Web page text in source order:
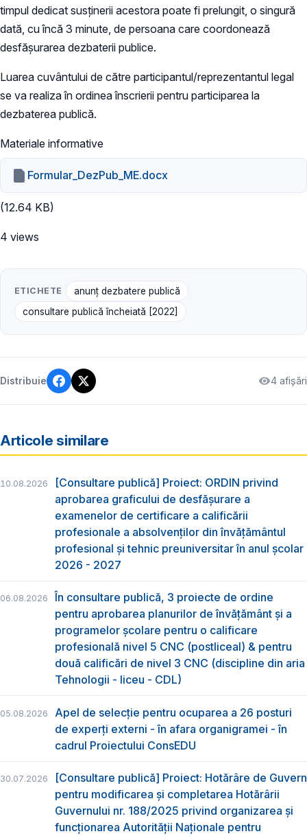
timpul dedicat susținerii acestora poate fi prelungit, o singură
dată, cu încă 3 minute, de persoana care coordonează
desfășurarea dezbaterii publice.
Luarea cuvântului de către participantul/reprezentantul legal
se va realiza în ordinea înscrierii pentru participarea la
dezbaterea publică.
Materiale informative
Formular_DezPub_ME.docx
(12.64 KB)
4 views
ETICHETE
anunț dezbatere publică
consultare publică încheiată [2022]
Distribuie 4 afișări
Articole similare
10.08.2026
[Consultare publică] Proiect: ORDIN privind
aprobarea graficului de desfăşurare a
examenelor de certificare a calificării
profesionale a absolvenţilor din învăţământul
profesional şi tehnic preuniversitar în anul şcolar
2026 - 2027
06.08.2026
În consultare publică, 3 proiecte de ordine
pentru aprobarea planurilor de învățământ și a
programelor școlare pentru o calificare
profesională nivel 5 CNC (postliceal) & pentru
două calificări de nivel 3 CNC (discipline din aria
Tehnologii - liceu - CDL)
05.08.2026
Apel de selecție pentru ocuparea a 26 posturi
de experți externi - în afara organigramei - în
cadrul Proiectului ConsEDU
30.07.2026
[Consultare publică] Proiect: Hotărâre de Guvern
pentru modificarea și completarea Hotărârii
Guvernului nr. 188/2025 privind organizarea şi
funcţionarea Autorităţii Naţionale pentru